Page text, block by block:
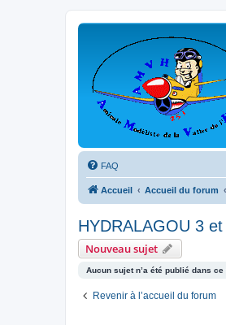
FAQ
Accueil Accueil du forum
HYDRALAGOU 3
Nouveau sujet
Aucun sujet n’a été publié dans ce
Revenir à l’accueil du forum